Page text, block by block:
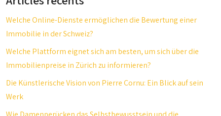
Welche Online-Dienste ermöglichen die Bewertung einer
Immobilie in der Schweiz?
Welche Plattform eignet sich am besten, um sich über die
Immobilienpreise in Zürich zu informieren?
Die Künstlerische Vision von Pierre Cornu: Ein Blick auf sein
Werk